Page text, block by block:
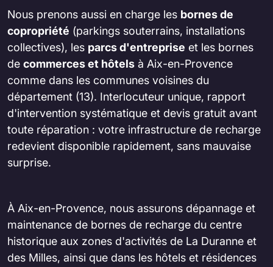
Nous prenons aussi en charge les bornes de
copropriété (parkings souterrains, installations
collectives), les parcs d'entreprise et les bornes
de commerces et hôtels à Aix-en-Provence
comme dans les communes voisines du
département (13). Interlocuteur unique, rapport
d'intervention systématique et devis gratuit avant
toute réparation : votre infrastructure de recharge
redevient disponible rapidement, sans mauvaise
surprise.
À Aix-en-Provence, nous assurons dépannage et
maintenance de bornes de recharge du centre
historique aux zones d'activités de La Duranne et
des Milles, ainsi que dans les hôtels et résidences